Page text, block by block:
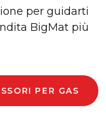
per guidarti
BigMat più
PER GAS